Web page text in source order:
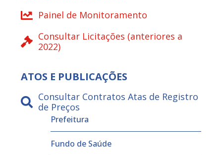
Painel de Monitoramento
Consultar Licitações (anteriores a
2022)
ATOS E PUBLICAÇÕES
Consultar Contratos Atas de Registro
de Preços
Prefeitura
Fundo de Saúde